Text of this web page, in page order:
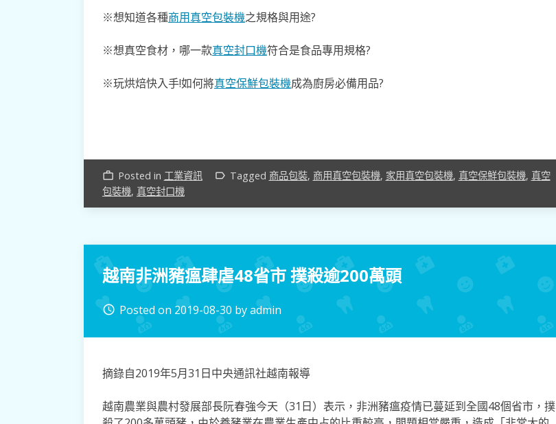
※想知道各種商用真空包裝機之規格與用途?
※想真空食材，哪一款真空封口機符合是食品專用規格?
※玩烘焙快入手!如何將真空保鮮包裝機成為廚房必備用品?
work_outline Posted in 工業資訊 label_outline Tagged 商品包裝, 商用真空包裝機, 家用真空包裝機, 真空保鮮包裝機, 真空
包裝機, 真空封口機
越南非洲豬瘟肆虐48省市 撲殺逾200萬頭
access_time Posted on 2019-08-30 byadmin
摘錄自2019年5月31日中央通訊社越南報導
越南農業與農村發展部長阮春強今天（31日）表示，非洲豬瘟疫情已蔓延到全國48個省市，撲